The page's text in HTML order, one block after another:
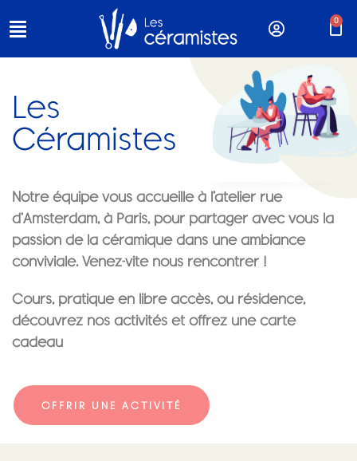
0
Les
Céramistes
Notre équipe vous accueille à l’atelier rue
d’Amsterdam, à Paris, pour partager avec vous la
passion de la céramique dans une ambiance
conviviale. Venez-vite nous rencontrer !
Cours, pratique en libre accès, ou résidence,
découvrez nos activités et offrez une carte
cadeau
OFFRIR UNE ACTIVITÉ